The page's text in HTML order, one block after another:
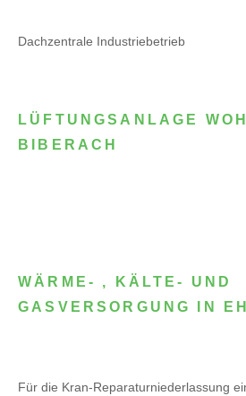
Dachzentrale Industriebetrieb
LÜFTUNGSANLAGE
BIBERACH
WÄRME- , KÄLTE- UND
GASVERSORGUNG IN
Für die Kran-Reparaturniederlassung